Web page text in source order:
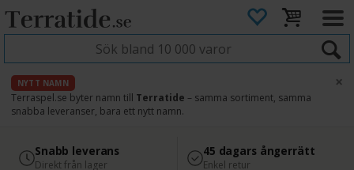
NYTT NAMN
Terraspel.se byter namn till Terratide – samma sortiment, samma
snabba leveranser, bara ett nytt namn.
×
4.8
Läs omdömen på Google
Säker betalning
med Svea
Snabb leverans
Direkt från lager
45 dagars ångerrätt
Enkel retur